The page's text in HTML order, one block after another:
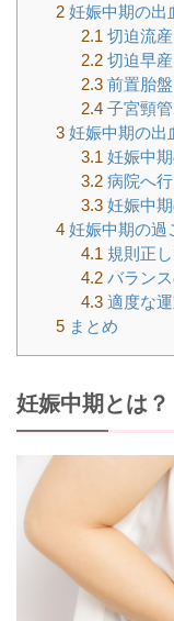
2 妊娠中期の出
2.1 切迫流
2.2切迫早産
2.3前置胎盤
2.4子宮頸
3 妊娠中期の出
3.1 妊娠中
3.2病院へ
3.3妊娠中期
4 妊娠中期の過
4.1 規則正
4.2バランス
4.3適度な運
5 まとめ
妊娠中期とは？